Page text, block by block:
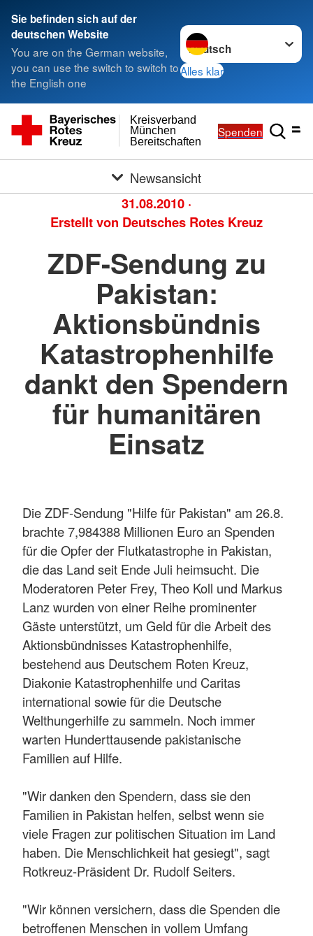
Sie befinden sich auf der
deutschen Website
You are on the German website,
you can use the switch to switch to
the English one
Sprache wechseln zu
Alles klar
Bereitschaften
München
Kreisverband
Spenden
Newsansicht
31.08.2010 ·
Erstellt von Deutsches Rotes Kreuz
ZDF-Sendung zu
Pakistan:
Aktionsbündnis
Katastrophenhilfe
dankt den Spendern
für humanitären
Einsatz
Die ZDF-Sendung "Hilfe für Pakistan" am 26.8.
brachte 7,984388 Millionen Euro an Spenden
für die Opfer der Flutkatastrophe in Pakistan,
die das Land seit Ende Juli heimsucht. Die
Moderatoren Peter Frey, Theo Koll und Markus
Lanz wurden von einer Reihe prominenter
Gäste unterstützt, um Geld für die Arbeit des
Aktionsbündnisses Katastrophenhilfe,
bestehend aus Deutschem Roten Kreuz,
Diakonie Katastrophenhilfe und Caritas
international sowie für die Deutsche
Welthungerhilfe zu sammeln. Noch immer
warten Hunderttausende pakistanische
Familien auf Hilfe.
"Wir danken den Spendern, dass sie den
Familien in Pakistan helfen, selbst wenn sie
viele Fragen zur politischen Situation im Land
haben. Die Menschlichkeit hat gesiegt", sagt
Rotkreuz-Präsident Dr. Rudolf Seiters.
"Wir können versichern, dass die Spenden die
betroffenen Menschen in vollem Umfang